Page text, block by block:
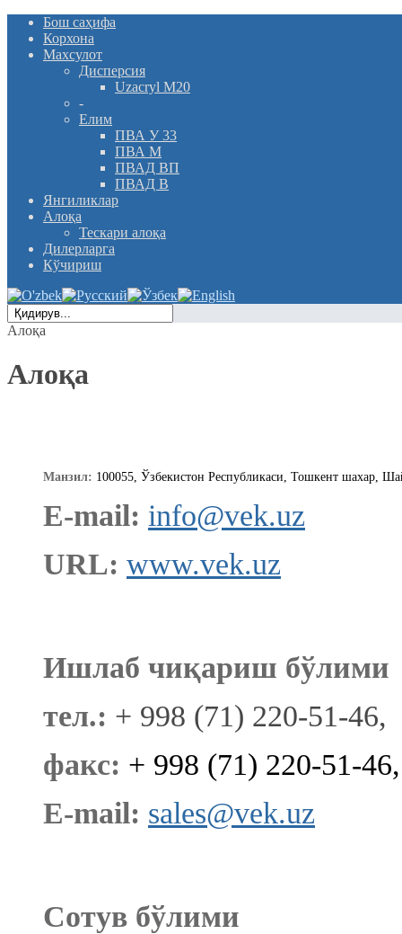
Бош саҳифа
Корхона
Махсулот
Дисперсия
Uzacryl M20
-
Елим
ПВА У 33
ПВА М
ПВАД ВП
ПВАД В
Янгиликлар
Алоқа
Тескари алоқа
Дилерларга
Кўчириш
Алоқа
Алоқа
Манзил: 100055, Ўзбекистон Республикаси, Тошкент шахар,
E-mail: info@vek.uz
URL: www.vek.uz
Ишлаб чиқариш бўлими
тел.: + 998 (71) 220-51-
факс: + 998 (71) 220-51-
E-mail: sales@vek.uz
Сотув бўлими